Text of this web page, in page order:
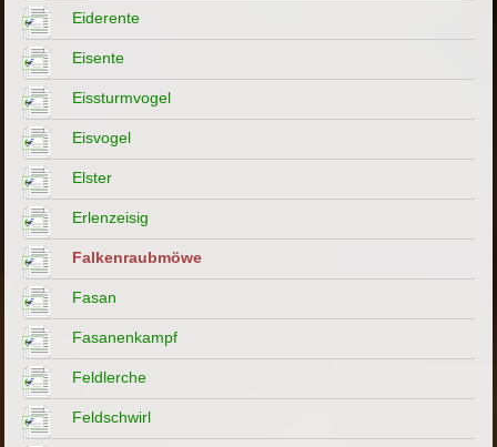
Eiderente
Eisente
Eissturmvogel
Eisvogel
Elster
Erlenzeisig
Falkenraubmöwe
Fasan
Fasanenkampf
Feldlerche
Feldschwirl